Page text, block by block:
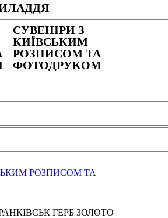
СУВЕНІРИ З
КИЇВСЬКИМ
РОЗПИСОМ ТА
ФОТОДРУКОМ
РОЗПИСОМ ТА
ГЕРБ ЗОЛОТО